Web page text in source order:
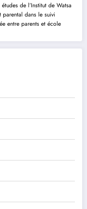
de l’Institut de Watsa
parental dans le suivi
entre parents et école